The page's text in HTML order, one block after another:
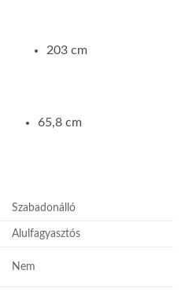
203 cm
65,8 cm
Szabadonálló
Alulfagyasztós
Nem